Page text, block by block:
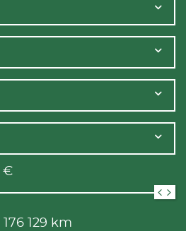
€
176 129 km